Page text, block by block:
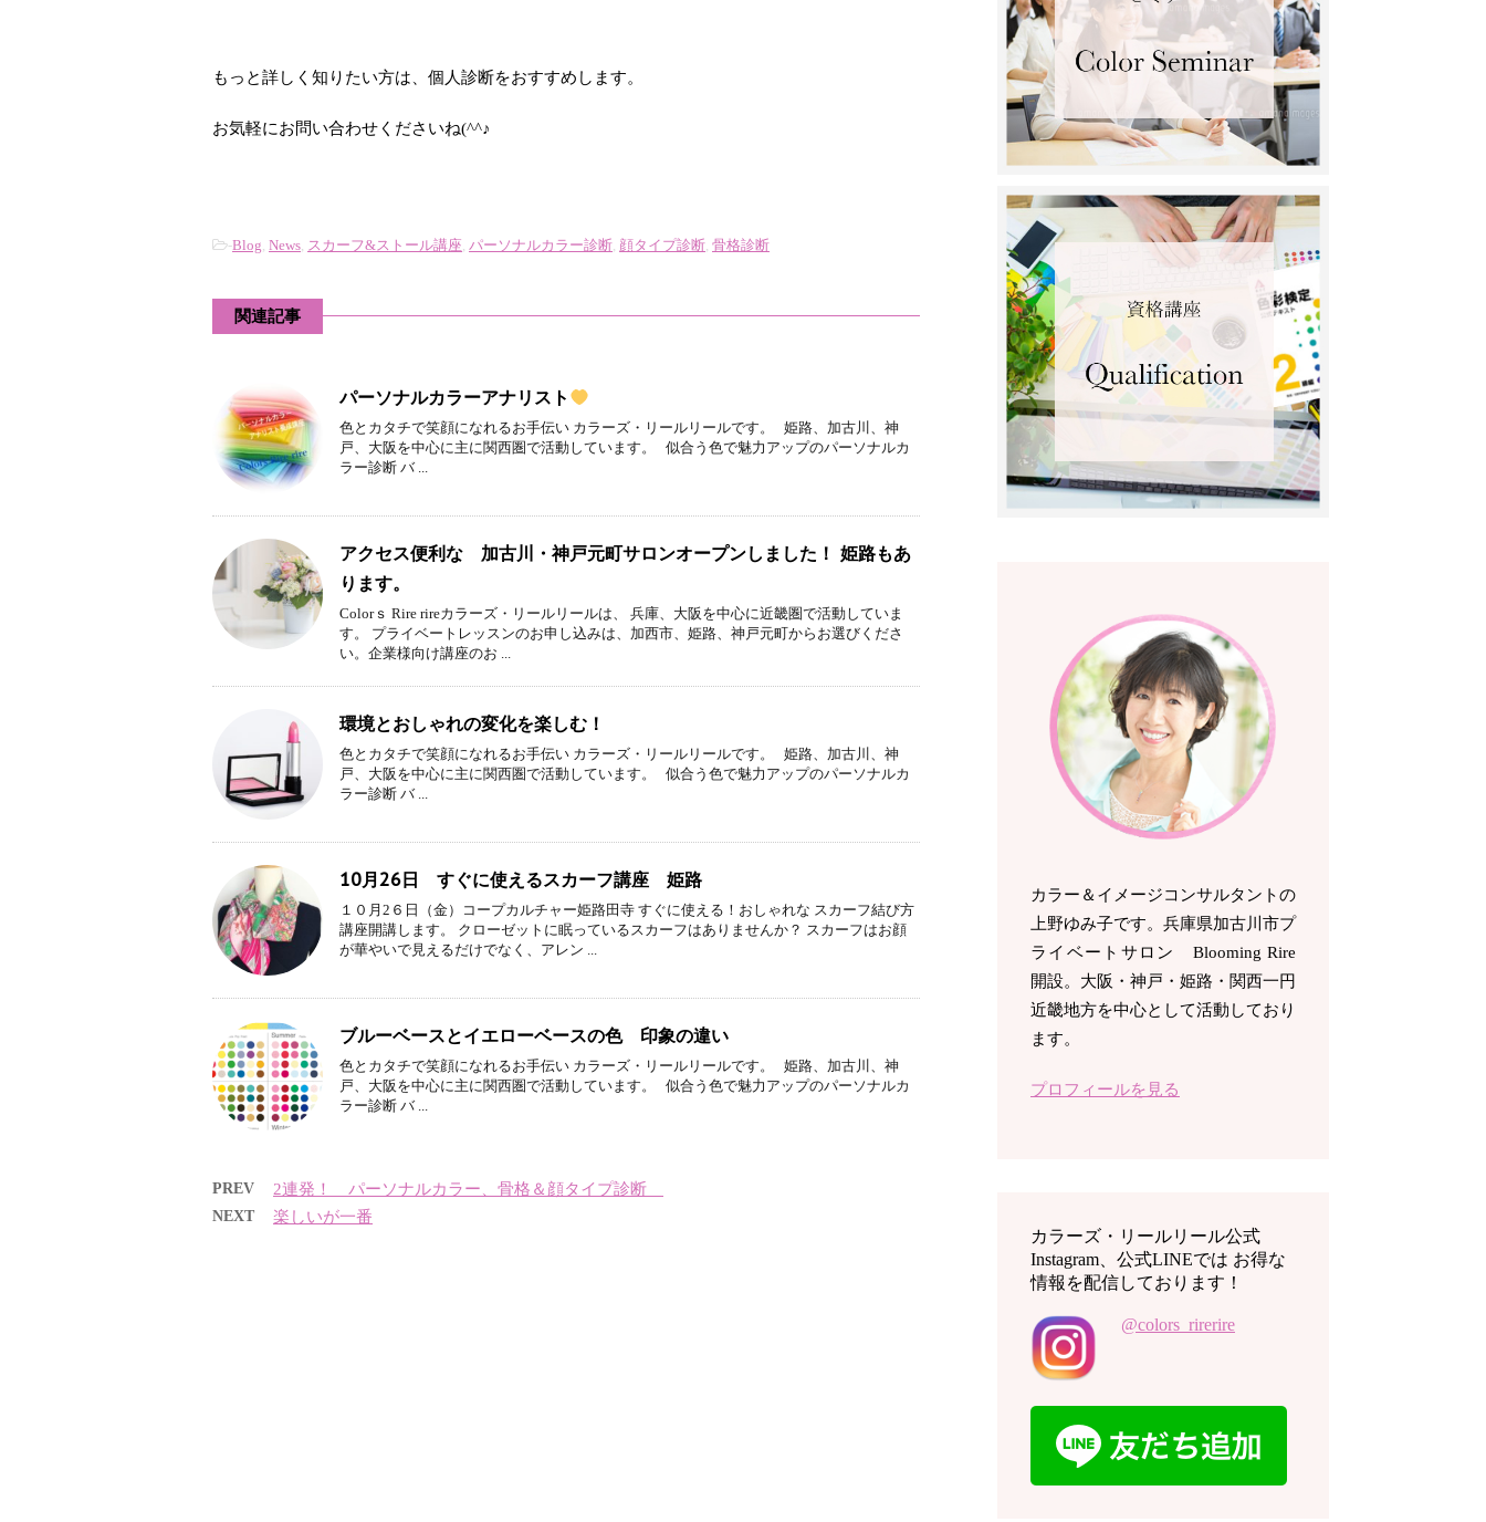
もっと詳しく知りたい方は、個人診断をおすすめします。
お気軽にお問い合わせくださいね(^^♪
-Blog, News, スカーフ&ストール講座, パーソナルカラー診断, 顔タイプ診断, 骨格診断
関連記事
パーソナルカラーアナリスト
色とカタチで笑顔になれるお手伝い カラーズ・リールリールです。 姫路、加古川、神
戸、大阪を中心に主に関西圏で活動しています。 似合う色で魅力アップのパーソナルカ
ラー診断 バ ...
アクセス便利な 加古川・神戸元町サロンオープンしました！ 姫路もあ
ります。
Colorｓ Rire rireカラーズ・リールリールは、 兵庫、大阪を中心に近畿圏で活動していま
す。 プライベートレッスンのお申し込みは、加西市、姫路、神戸元町からお選びくださ
い。企業様向け講座のお ...
環境とおしゃれの変化を楽しむ！
色とカタチで笑顔になれるお手伝い カラーズ・リールリールです。 姫路、加古川、神
戸、大阪を中心に主に関西圏で活動しています。 似合う色で魅力アップのパーソナルカ
ラー診断 バ ...
10月26日 すぐに使えるスカーフ講座 姫路
１０月2６日（金）コープカルチャー姫路田寺 すぐに使える！おしゃれな スカーフ結び方
講座開講します。 クローゼットに眠っているスカーフはありませんか？ スカーフはお顔
が華やいで見えるだけでなく、アレン ...
ブルーベースとイエローベースの色 印象の違い
色とカタチで笑顔になれるお手伝い カラーズ・リールリールです。 姫路、加古川、神
戸、大阪を中心に主に関西圏で活動しています。 似合う色で魅力アップのパーソナルカ
ラー診断 バ ...
PREV 2連発！ パーソナルカラー、骨格＆顔タイプ診断
NEXT 楽しいが一番
カラー＆イメージコンサルタントの
上野ゆみ子です。兵庫県加古川市プ
ライベートサロン Blooming Rire
開設。 大阪・神戸・姫路・関西一円
近畿地方を中心として活動しており
ます。
プロフィールを見る
カラーズ・リールリール公式
Instagram、公式LINEでは お得な
情報を配信しております！
@colors_rirerire